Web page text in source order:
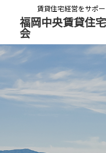
賃貸住宅経営をサポ
福岡中央賃貸住
会